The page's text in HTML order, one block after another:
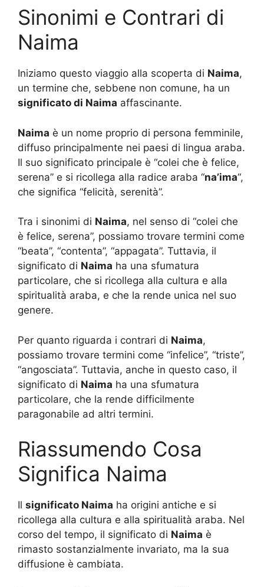
Sinonimi e Contrari di
Naima
Iniziamo questo viaggio alla scoperta di Naima,
un termine che, sebbene non comune, ha un
significato di Naima affascinante.
Naima è un nome proprio di persona femminile,
diffuso principalmente nei paesi di lingua araba.
Il suo significato principale è “colei che è felice,
serena” e si ricollega alla radice araba “na’ima“,
che significa “felicità, serenità”.
Tra i sinonimi di Naima, nel senso di “colei che
è felice, serena”, possiamo trovare termini come
“beata”, “contenta”, “appagata”. Tuttavia, il
significato di Naima ha una sfumatura
particolare, che si ricollega alla cultura e alla
spiritualità araba, e che la rende unica nel suo
genere.
Per quanto riguarda i contrari di Naima,
possiamo trovare termini come “infelice”, “triste”,
“angosciata”. Tuttavia, anche in questo caso, il
significato di Naima ha una sfumatura
particolare, che la rende difficilmente
paragonabile ad altri termini.
Riassumendo Cosa
Significa Naima
Il significato Naima ha origini antiche e si
ricollega alla cultura e alla spiritualità araba. Nel
corso del tempo, il significato di Naima è
rimasto sostanzialmente invariato, ma la sua
diffusione è cambiata.